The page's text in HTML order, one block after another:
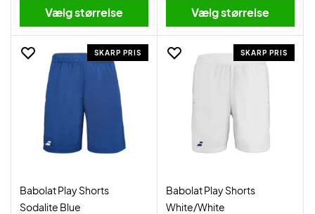
Vælg størrelse Vælg størrelse
SKARP PRIS
Babolat Play Shorts
Sodalite Blue
SKARP PRIS
Babolat Play Shorts
White/White